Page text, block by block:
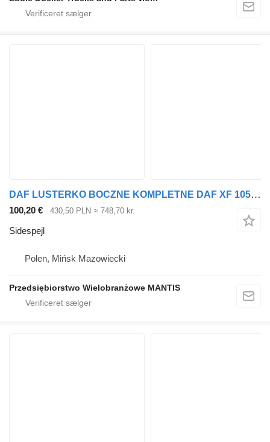
DAF LUSTERKO BOCZNE KOMPLETNE DAF XF 105 EURO 5 PRAWE DUŻY WYBÓR sidespejl til trækker
100,20 € 430,50 PLN ≈ 748,70 kr.
Sidespejl
Polen, Mińsk Mazowiecki
Przedsiębiorstwo Wielobranżowe MANTIS